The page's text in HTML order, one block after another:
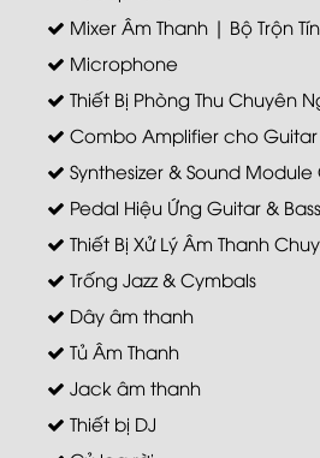
Mixer Âm Thanh | Bộ Trộn
Microphone
Thiết Bị Phòng Thu Chuyên
Combo Amplifier cho Guitar
Synthesizer & Sound
Pedal Hiệu Ứng Guitar & Bass
Thiết Bị Xử Lý Âm Thanh
Trống Jazz & Cymbals
Dây âm thanh
Tủ Âm Thanh
Jack âm thanh
Thiết bị DJ